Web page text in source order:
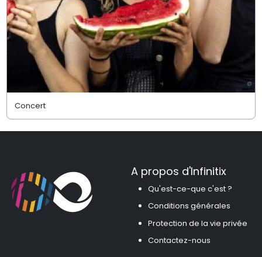
Concert
A propos d'Infinitix
Qu'est-ce-que c'est ?
Conditions générales
Protection de la vie privée
Contactez-nous